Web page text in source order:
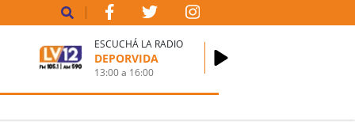
ESCUCHÁ LA RADIO
DEPORVIDA
13:00a 16:00